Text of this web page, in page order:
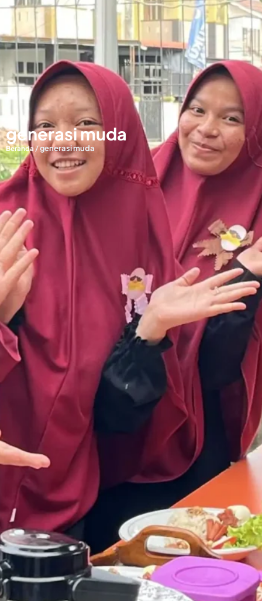
generasi muda
Beranda /generasi muda